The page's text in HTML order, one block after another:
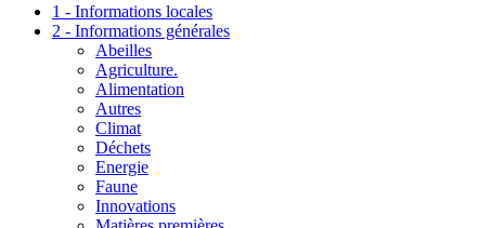
1 - Informations locales
2 - Informations générales
Abeilles
Agriculture.
Alimentation
Autres
Climat
Déchets
Energie
Faune
Innovations